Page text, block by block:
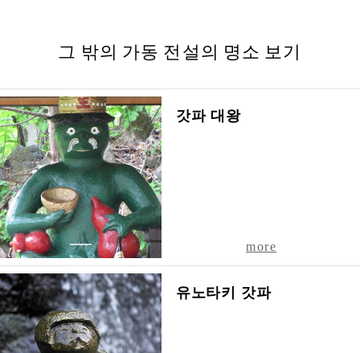
2302
홋
카
이
도
삿
포
로
시
미
나
미
구
조
잔
그 밖의 가동 전설의 명소 보기
1
갓파 대왕
more
유노타키 갓파